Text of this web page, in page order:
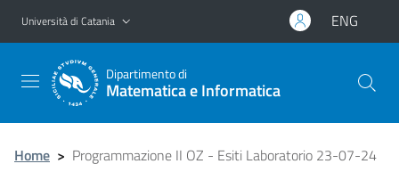
Vai al contenuto principale
Vai al menu di navigazione
Università di Catania ENG
Dipartimento di
Matematica e Informatica
Home > Programmazione II OZ - Esiti Laboratorio 23-07-24